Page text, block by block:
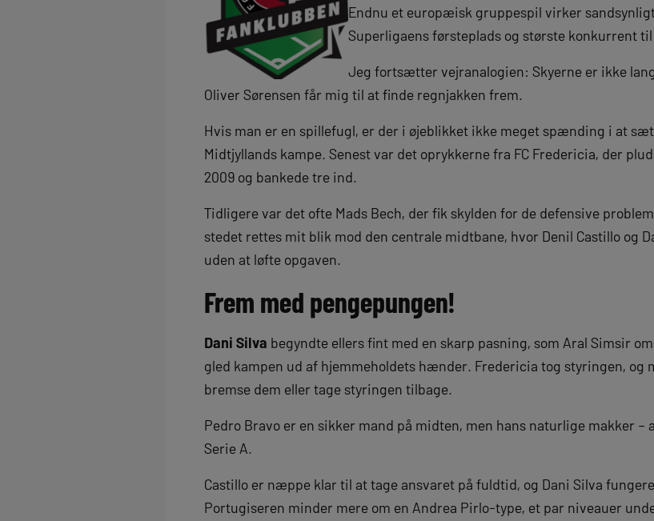
Endnu et europæisk gruppespil virker
Superligaens førsteplads og største konkurrent
Jeg fortsætter vejranalogien: Skyerne er ikke
Oliver Sørensen får mig til at finde regnjakken frem.
Hvis man er en spillefugl, er der i øjeblikket ikke meget spænding i at
Midtjyllands kampe. Senest var det oprykkerne fra FC Fredericia, der
2009 og bankede tre ind.
Tidligere var det ofte Mads Bech, der fik skylden for de defensive
stedet rettes mit blik mod den centrale midtbane, hvor Denil Castillo og
uden at løfte opgaven.
Frem med pengepungen!
Dani Silva begyndte ellers fint med en skarp pasning, som Aral Simsir
gled kampen ud af hjemmeholdets hænder. Fredericia tog styringen, og
bremse dem eller tage styringen tilbage.
Pedro Bravo er en sikker mand på midten, men hans naturlige makker –
Serie A.
Castillo er næppe klar til at tage ansvaret på fuldtid, og Dani Silva
Portugiseren minder mere om en Andrea Pirlo-type, et par niveauer